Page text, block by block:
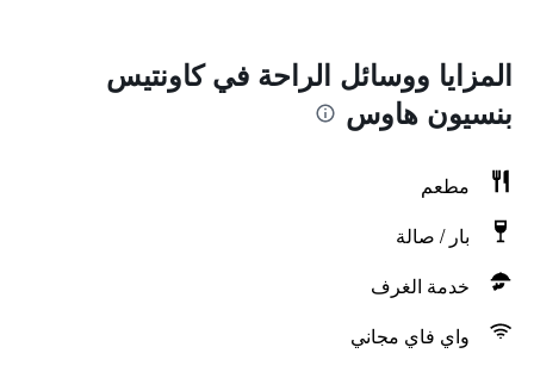
المزايا ووسائل الراحة في كاونتيس
بنسيون هاوس
مطعم
بار / صالة
خدمة الغرف
واي فاي مجاني